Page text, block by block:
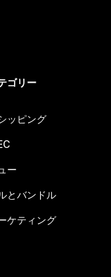
ゴリー
ッピング
ー
とバンドル
ケティング